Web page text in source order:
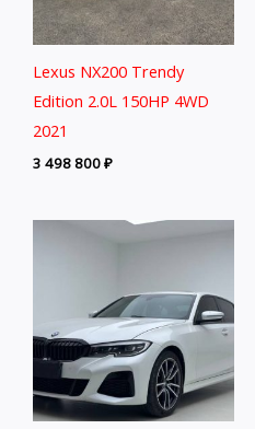
Lexus NX200 Trendy
Edition 2.0L 150HP 4WD
2021
3 498 800₽